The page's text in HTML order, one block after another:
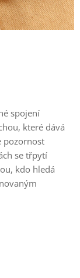
spojení
které dává
pozornost
se třpytí
kdo hledá